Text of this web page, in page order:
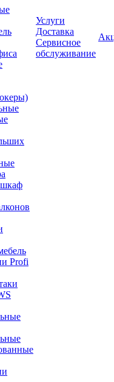
Profi
Услуги
Доставка
Сервисное
обслуживание